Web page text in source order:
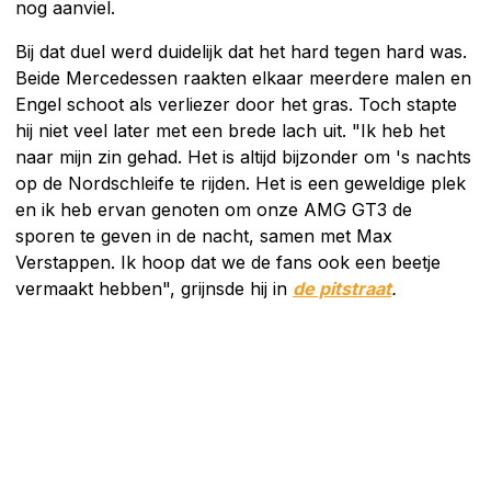
nog aanviel.
Bij dat duel werd duidelijk dat het hard tegen hard was.
Beide Mercedessen raakten elkaar meerdere malen en
Engel schoot als verliezer door het gras. Toch stapte
hij niet veel later met een brede lach uit. "Ik heb het
naar mijn zin gehad. Het is altijd bijzonder om 's nachts
op de Nordschleife te rijden. Het is een geweldige plek
en ik heb ervan genoten om onze AMG GT3 de
sporen te geven in de nacht, samen met Max
Verstappen. Ik hoop dat we de fans ook een beetje
vermaakt hebben", grijnsde hij in de pitstraat.